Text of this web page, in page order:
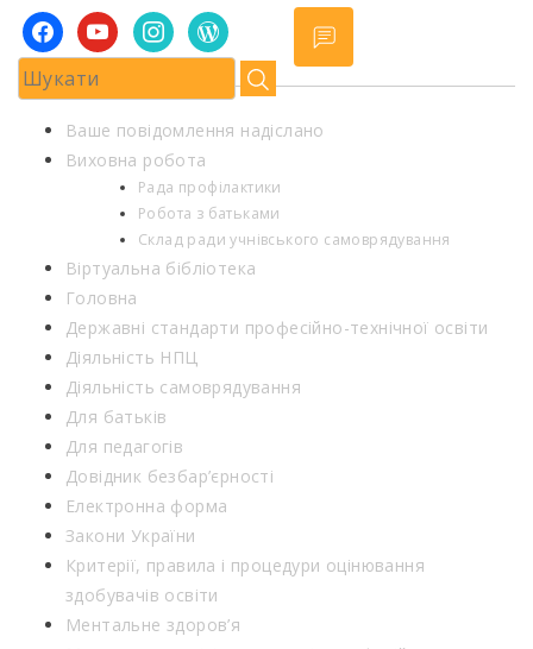
facebookyoutubeinstagramwordpress
Ваше повідомлення надіслано
Виховна робота
Рада профілактики
Робота з батьками
Склад ради учнівського самоврядування
Віртуальна бібліотека
Головна
Державні стандарти професійно-технічної освіти
Діяльність НПЦ
Діяльність самоврядування
Для батьків
Для педагогів
Довідник безбар’єрності
Електронна форма
Закони України
Критерії, правила і процедури оцінювання
здобувачів освіти
Ментальне здоров’я